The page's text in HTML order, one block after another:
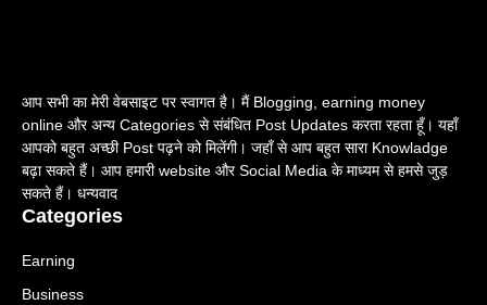
आप सभी का मेरी वेबसाइट पर स्वागत है। मैं Blogging, earning money
online और अन्य Categories से संबंधित Post Updates करता रहता हूँ। यहाँ
आपको बहुत अच्छी Post पढ़ने को मिलेंगी। जहाँ से आप बहुत सारा Knowladge
बढ़ा सकते हैं। आप हमारी website और Social Media के माध्यम से हमसे जुड़
सकते हैं। धन्यवाद
Categories
Earning
Business